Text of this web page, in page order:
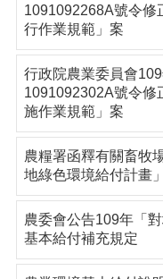
1091092268A號令修
行作業規範」案
行政院農業委員會
1091092302A號令修
施作業規範」案
農糧署函釋有關畜牧
地綠色環境給付計畫
農委會公告109年「
基本給付補充規定